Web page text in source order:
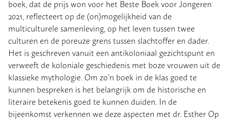
boek, dat de prijs won voor het Beste Boek voor Jongeren
2021, reflecteert op de (on)mogelijkheid van de
multiculturele samenleving, op het leven tussen twee
culturen en de poreuze grens tussen slachtoffer en dader.
Het is geschreven vanuit een antikoloniaal gezichtspunt en
verweeft de koloniale geschiedenis met boze vrouwen uit de
klassieke mythologie. Om zo’n boek in de klas goed te
kunnen bespreken is het belangrijk om de historische en
literaire betekenis goed te kunnen duiden. In de
bijeenkomst verkennen we deze aspecten met dr. Esther Op